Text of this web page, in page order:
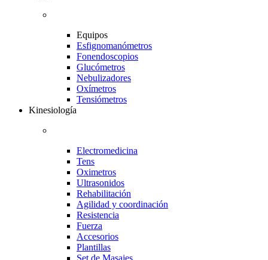
Equipos
Esfignomanómetros
Fonendoscopios
Glucómetros
Nebulizadores
Oxímetros
Tensiómetros
Kinesiología
Electromedicina
Tens
Oximetros
Ultrasonidos
Rehabilitación
Agilidad y coordinación
Resistencia
Fuerza
Accesorios
Plantillas
Set de Masajes